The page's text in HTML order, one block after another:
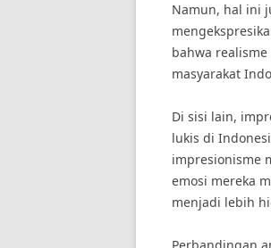
Namun, hal ini
bahwa
masyarakat
Di sisi lain,
lukis di
impresionisme
emosi mereka
menjadi lebih